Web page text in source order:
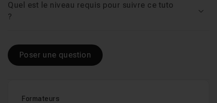
Formateurs
Quel est le niveau requis pour suivre ce tuto
?
Poser une question